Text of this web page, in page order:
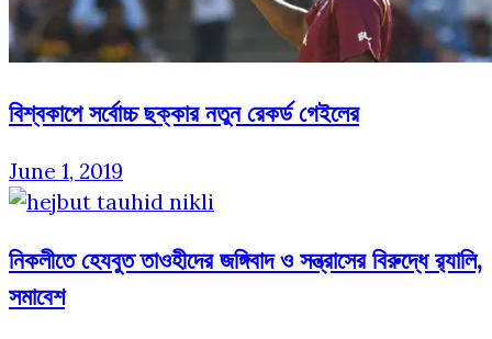
বিশ্বকাপে সর্বোচ্চ ছক্কার নতুন রেকর্ড গেইলের
June 1, 2019
নিকলীতে হেযবুত তাওহীদের জঙ্গিবাদ ও সন্ত্রাসের বিরুদ্ধে র‌্যালি,
সমাবেশ